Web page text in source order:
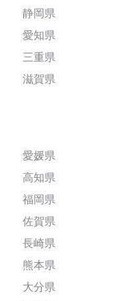
静岡県
愛知県
三重県
滋賀県
愛媛県
高知県
福岡県
佐賀県
長崎県
熊本県
大分県